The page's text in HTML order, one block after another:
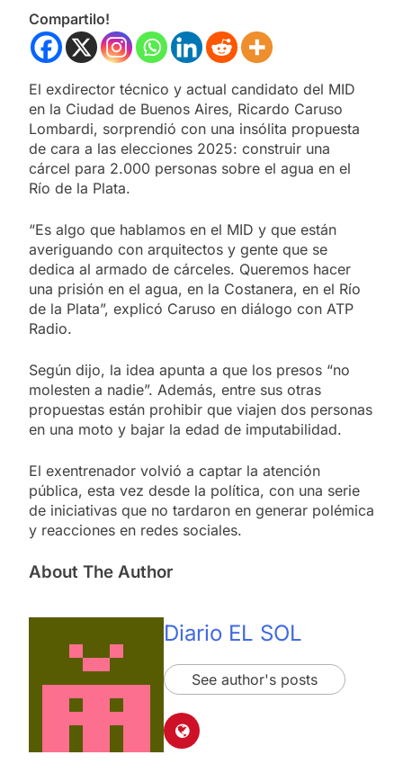
Compartilo!
El exdirector técnico y actual candidato del MID
en la Ciudad de Buenos Aires, Ricardo Caruso
Lombardi, sorprendió con una insólita propuesta
de cara a las elecciones 2025: construir una
cárcel para 2.000 personas sobre el agua en el
Río de la Plata.
“Es algo que hablamos en el MID y que están
averiguando con arquitectos y gente que se
dedica al armado de cárceles. Queremos hacer
una prisión en el agua, en la Costanera, en el Río
de la Plata”, explicó Caruso en diálogo con ATP
Radio.
Según dijo, la idea apunta a que los presos “no
molesten a nadie”. Además, entre sus otras
propuestas están prohibir que viajen dos personas
en una moto y bajar la edad de imputabilidad.
El exentrenador volvió a captar la atención
pública, esta vez desde la política, con una serie
de iniciativas que no tardaron en generar polémica
y reacciones en redes sociales.
About The Author
Diario EL SOL
See author's posts